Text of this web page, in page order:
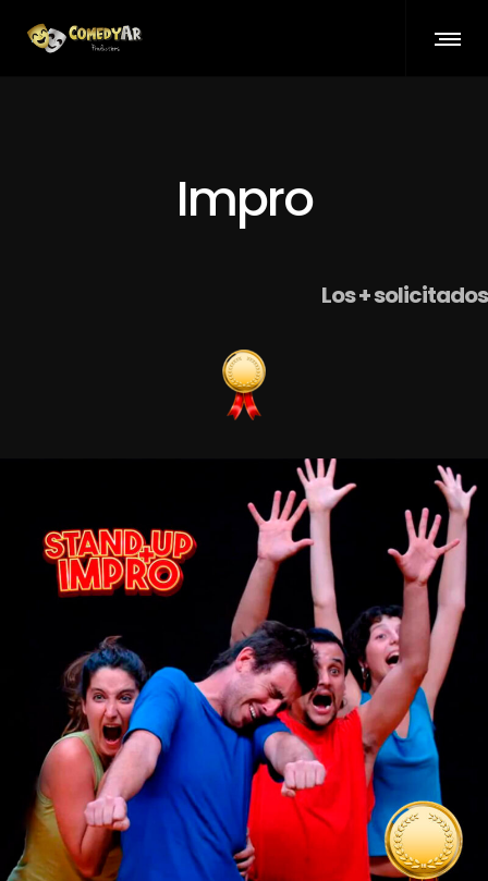
Impro
Los + solicitados